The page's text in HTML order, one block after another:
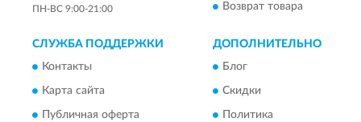
ПН-ВС 9:00-21:00 Возврат товара
СЛУЖБА ПОДДЕРЖКИ
Контакты
Карта сайта
Публичная оферта
ДОПОЛНИТЕЛЬНО
Блог
Скидки
Политика